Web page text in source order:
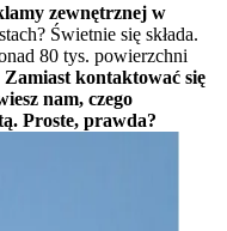
zewnętrznej w
Świetnie się składa.
80 tys. powierzchni
Zamiast kontaktować się
nam, czego
Proste, prawda?